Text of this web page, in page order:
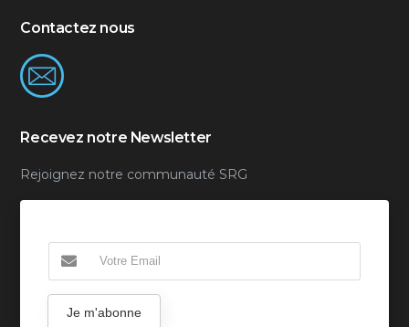
Contactez nous
Recevez notre Newsletter
Rejoignez notre communauté SRG
Je m'abonne